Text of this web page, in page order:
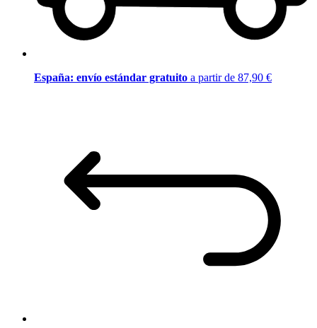
España: envío estándar gratuito a partir de 87,90 €